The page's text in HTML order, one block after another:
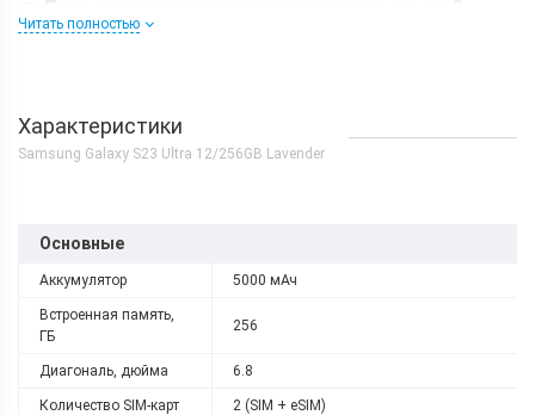
Ultra?
Читать полностью
Характеристики
Samsung Galaxy S23 Ultra 12/256GB Lavender
Основные
Аккумулятор 5000 мАч
Встроенная память,
ГБ
256
Диагональ, дюйма 6.8
Количество SIM-карт 2 (SIM + eSIM)